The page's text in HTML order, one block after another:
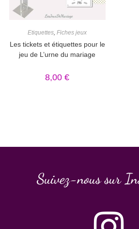
Etiquettes,Fiches jeux
Les tickets et étiquettes pour le
jeu de L’urne du mariage
8,00€
Suivez-nous sur